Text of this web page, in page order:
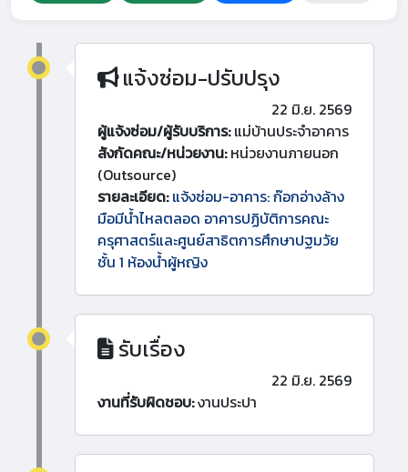
แจ้งซ่อม-ปรับปรุง
22 มิ.ย. 2569
ผู้แจ้งซ่อม/ผู้รับบริการ:แม่บ้านประจำอาคาร
สังกัดคณะ/หน่วยงาน:หน่วยงานภายนอก
(Outsource)
รายละเอียด: แจ้งซ่อม-อาคาร: ก๊อกอ่างล้าง
มือมีน้ำไหลตลอด อาคารปฏิบัติการคณะ
ครุศาสตร์และศูนย์สาธิตการศึกษาปฐมวัย
ชั้น 1 ห้องน้ำผู้หญิง
รับเรื่อง
22 มิ.ย. 2569
งานที่รับผิดชอบ:งานประปา